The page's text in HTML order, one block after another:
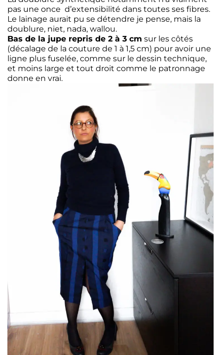
pas une once d’extensibilité dans toutes ses fibres.
Le lainage aurait pu se détendre je pense, mais la
doublure, niet, nada, wallou.
Bas de la jupe repris de 2 à 3 cm sur les côtés
(décalage de la couture de 1 à 1,5 cm) pour avoir une
ligne plus fuselée, comme sur le dessin technique,
et moins large et tout droit comme le patronnage
donne en vrai.